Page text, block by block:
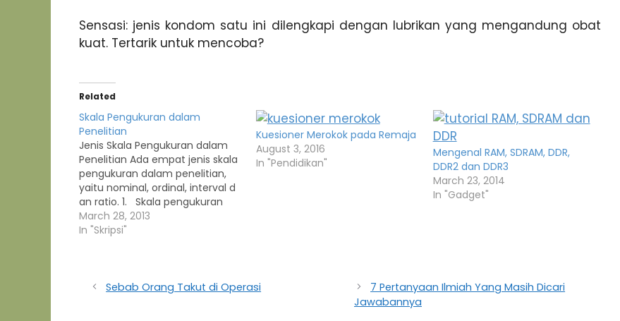
Sensasi: jenis kondom satu ini dilengkapi dengan lubrikan yang mengandung obat
kuat. Tertarik untuk mencoba?
Related
Skala Pengukuran dalam
Penelitian
Jenis Skala Pengukuran dalam
Penelitian Ada empat jenis skala
pengukuran dalam penelitian,
yaitu nominal, ordinal, interval d
an ratio. 1. Skala pengukuran
nominal Skala pengukuran
nominal adalah skala yang
kelompok. Skala
March 28, 2013
In "Skripsi"
Kuesioner Merokok pada Remaja
August 3, 2016
In "Pendidikan"
Mengenal RAM, SDRAM, DDR,
DDR2 dan DDR3
March 23, 2014
In "Gadget"
Sebab Orang Takut di Operasi
7 Pertanyaan Ilmiah Yang Masih Dicari
Jawabannya